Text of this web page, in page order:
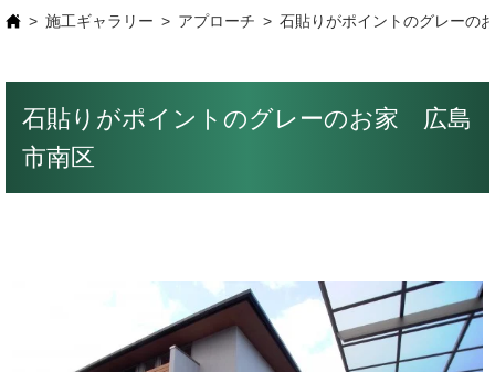
施工ギャラリー アプローチ 石貼りがポイントのグレーの
石貼りがポイントのグレーのお家 広島
市南区